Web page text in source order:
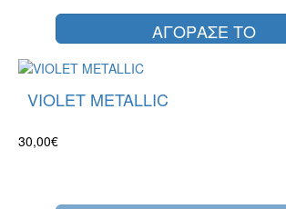
ΑΓΟΡΑΣΕ ΤΟ
VIOLET METALLIC
30,00€